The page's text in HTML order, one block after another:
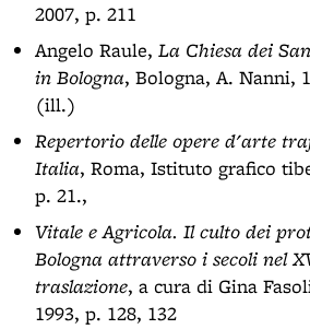
2007, p. 211
Angelo Raule, La Chiesa dei
in Bologna, Bologna, A. Nanni,
(ill.)
Repertorio delle opere d'arte
Italia, Roma, Istituto grafico
p. 21.,
Vitale e Agricola. Il culto dei
Bologna attraverso i secoli nel
traslazione, a cura di Gina
1993, p. 128, 132